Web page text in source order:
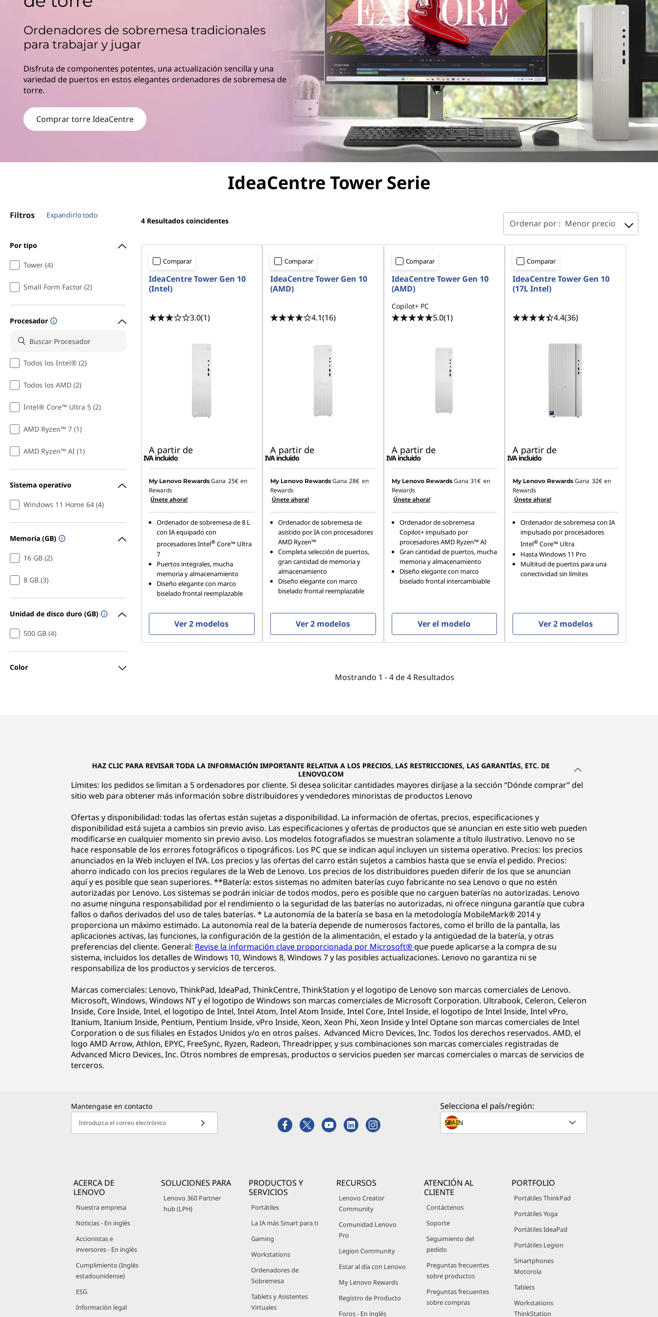
w
Ordenadores de sobremesa tradicionales
para trabajar y jugar
Disfruta de componentes potentes, una actualización sencilla y una
variedad de puertos en estos elegantes ordenadores de sobremesa de
torre.
Comprar torre IdeaCentre
IdeaCentre Tower Serie
Filtros Expandirlo todo
Por tipo
Tower (4)
Small Form Factor (2)
Procesador
Todos los Intel® (2)
Todos los AMD (2)
Intel® Core™ Ultra 5 (2)
AMD Ryzen™ 7 (1)
AMD Ryzen™ AI (1)
Sistema operativo
Windows 11 Home 64 (4)
Memoria (GB)
16 GB (2)
8 GB (3)
Unidad de disco duro (GB)
500 GB (4)
Color
4 Resultados coincidentes Ordenar por : Menor precio
Comparar
IdeaCentre Tower Gen 10
(Intel)
3.0(1)
A partir de
IVA incluido
My Lenovo Rewards Gana 25€ en
Rewards
Únete ahora!
Ordenador de sobremesa de 8 L
con IA equipado con
procesadores Intel® Core™ Ultra
7
Puertos integrales, mucha
memoria y almacenamiento
Diseño elegante con marco
biselado frontal reemplazable
Ver 2 modelos
Comparar
IdeaCentre Tower Gen 10
(AMD)
4.1(16)
A partir de
IVA incluido
My Lenovo Rewards Gana 28€ en
Rewards
Únete ahora!
Ordenador de sobremesa de
asistido por IA con procesadores
AMD Ryzen™
Completa selección de puertos,
gran cantidad de memoria y
almacenamiento
Diseño elegante con marco
biselado frontal reemplazable
Ver 2 modelos
Comparar
IdeaCentre Tower Gen 10
(AMD)
Copilot+ PC
5.0(1)
A partir de
IVA incluido
My Lenovo Rewards Gana 31€ en
Rewards
Únete ahora!
Ordenador de sobremesa
Copilot+ impulsado por
procesadores AMD Ryzen™ AI
Gran cantidad de puertos, mucha
memoria y almacenamiento
Diseño elegante con marco
biselado frontal intercambiable
Ver el modelo
Comparar
IdeaCentre Tower Gen 10
(17L Intel)
4.4(36)
A partir de
IVA incluido
My Lenovo Rewards Gana 32€ en
Rewards
Únete ahora!
Ordenador de sobremesa con IA
impulsado por procesadores
Intel® Core™ Ultra
Hasta Windows 11 Pro
Multitud de puertos para una
conectividad sin límites
Ver 2 modelos
Mostrando 1 -4de4 Resultados
HAZ CLIC PARA REVISAR TODA LA INFORMACIÓN IMPORTANTE RELATIVA A LOS PRECIOS, LAS RESTRICCIONES, LAS GARANTÍAS, ETC. DE
LENOVO.COM
Límites: los pedidos se limitan a 5 ordenadores por cliente. Si desea solicitar cantidades mayores diríjase a la sección “Dónde comprar” del
sitio web para obtener más información sobre distribuidores y vendedores minoristas de productos Lenovo
Ofertas y disponibilidad: todas las ofertas están sujetas a disponibilidad. La información de ofertas, precios, especificaciones y
disponibilidad está sujeta a cambios sin previo aviso. Las especificaciones y ofertas de productos que se anuncian en este sitio web pueden
modificarse en cualquier momento sin previo aviso. Los modelos fotografiados se muestran solamente a título ilustrativo. Lenovo no se
hace responsable de los errores fotográficos o tipográficos. Los PC que se indican aquí incluyen un sistema operativo. Precios: los precios
anunciados en la Web incluyen el IVA. Los precios y las ofertas del carro están sujetos a cambios hasta que se envía el pedido. Precios:
ahorro indicado con los precios regulares de la Web de Lenovo. Los precios de los distribuidores pueden diferir de los que se anuncian
aquí y es posible que sean superiores. **Batería: estos sistemas no admiten baterías cuyo fabricante no sea Lenovo o que no estén
autorizadas por Lenovo. Los sistemas se podrán iniciar de todos modos, pero es posible que no carguen baterías no autorizadas. Lenovo
no asume ninguna responsabilidad por el rendimiento o la seguridad de las baterías no autorizadas, ni ofrece ninguna garantía que cubra
fallos o daños derivados del uso de tales baterías. * La autonomía de la batería se basa en la metodología MobileMark® 2014 y
proporciona un máximo estimado. La autonomía real de la batería depende de numerosos factores, como el brillo de la pantalla, las
aplicaciones activas, las funciones, la configuración de la gestión de la alimentación, el estado y la antigüedad de la batería, y otras
preferencias del cliente. General: Revise la información clave proporcionada por Microsoft®que puede aplicarse a la compra de su
sistema, incluidos los detalles de Windows 10, Windows 8, Windows 7 y las posibles actualizaciones. Lenovo no garantiza ni se
responsabiliza de los productos y servicios de terceros.
Marcas comerciales: Lenovo, ThinkPad, IdeaPad, ThinkCentre, ThinkStation y el logotipo de Lenovo son marcas comerciales de Lenovo.
Microsoft, Windows, Windows NT y el logotipo de Windows son marcas comerciales de Microsoft Corporation. Ultrabook, Celeron, Celeron
Inside, Core Inside, Intel, el logotipo de Intel, Intel Atom, Intel Atom Inside, Intel Core, Intel Inside, el logotipo de Intel Inside, Intel vPro,
Itanium, Itanium Inside, Pentium, Pentium Inside, vPro Inside, Xeon, Xeon Phi, Xeon Inside y Intel Optane son marcas comerciales de Intel
Corporation o de sus filiales en Estados Unidos y/o en otros países. Advanced Micro Devices, Inc. Todos los derechos reservados. AMD, el
logo AMD Arrow, Athlon, EPYC, FreeSync, Ryzen, Radeon, Threadripper, y sus combinaciones son marcas comerciales registradas de
Advanced Micro Devices, Inc. Otros nombres de empresas, productos o servicios pueden ser marcas comerciales o marcas de servicios de
terceros.
Mantengase en contacto
Introduzca el correo electrónico
Selecciona el país/región:
ACERCA DE
LENOVO
Nuestra empresa
Noticias - En inglés
Accionistas e
inversores - En inglés
Cumplimiento (Inglés
estadounidense)
ESG
Información legal
SOLUCIONES PARA
Lenovo 360 Partner
hub (LPH)
PRODUCTOS Y
SERVICIOS
Portátiles
La IA más Smart para ti
Gaming
Workstations
Ordenadores de
Sobremesa
Tablets y Asistentes
Virtuales
RECURSOS
Lenovo Creator
Community
Comunidad Lenovo
Pro
Legion Community
Estar al día con Lenovo
My Lenovo Rewards
Registro de Producto
Foros - En inglés
ATENCIÓN AL
CLIENTE
Contáctenos
Soporte
Seguimiento del
pedido
Preguntas frecuentes
sobre productos
Preguntas frecuentes
sobre compras
PORTFOLIO
Portátiles ThinkPad
Portátiles Yoga
Portátiles IdeaPad
Portátiles Legion
Smartphones
Motorola
Tablets
Workstations
ThinkStation